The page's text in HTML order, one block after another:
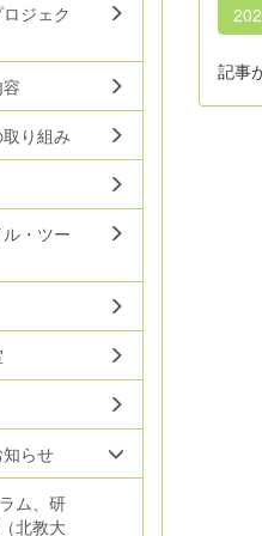
記事
ジェク
り組み
・ツー
らせ
ム、研
北教大